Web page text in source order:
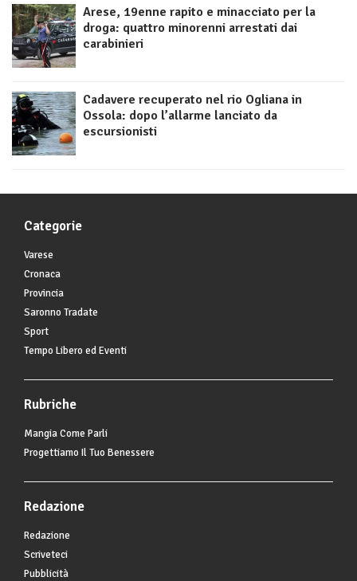
Arese, 19enne rapito e minacciato per la
droga: quattro minorenni arrestati dai
carabinieri
Cadavere recuperato nel rio Ogliana in
Ossola: dopo l’allarme lanciato da
escursionisti
Categorie
Varese
Cronaca
Provincia
Saronno Tradate
Sport
Tempo Libero ed Eventi
Rubriche
Mangia Come Parli
Progettiamo Il Tuo Benessere
Redazione
Redazione
Scriveteci
Pubblicità